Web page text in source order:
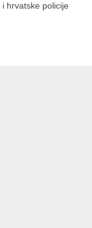
i hrvatske policije